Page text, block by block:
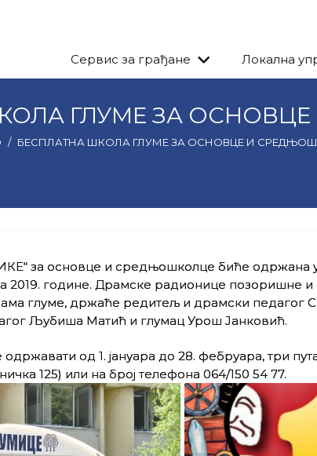
Сервис за грађане Локална
ГЛУМЕ ЗА
/ БЕСПЛАТНА ШКОЛА ГЛУМЕ ЗА ОСНОВЦЕ И
за основце и средњошколце биће одржана
2019. године. Драмске радионице позоришне и
глуме, држаће редитељ и драмски педагог
Љубиша Матић и глумац Урош Јанковић.
од 1. јануара до 28. фебруара, три
125) или на број телефона 064/150 54 77.